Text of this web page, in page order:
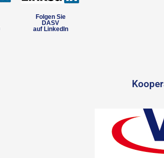
Folgen Sie
DASV
auf LinkedIn